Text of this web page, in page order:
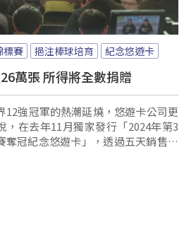
標賽 挹注棒球培育 紀念悠遊卡
萬張 所得將全數捐贈
12強冠軍的熱潮延燒，悠遊卡公司更
，在去年11月獨家發行「2024年第3
奪冠紀念悠遊卡」，透過五天銷售時
表示將售卡所得全數捐作棒球運動